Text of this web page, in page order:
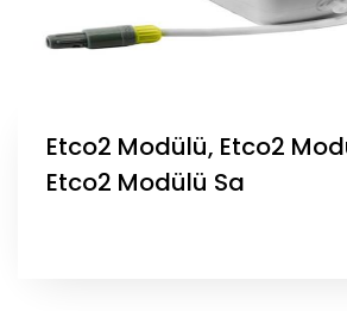
Etco2 Modülü, Etco2
Etco2 Modülü Sa